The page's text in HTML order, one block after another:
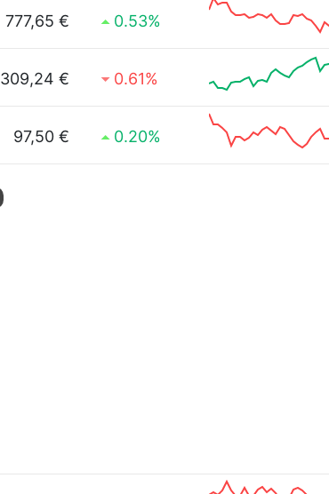
777,65 € 0.53%
309,24 € 0.61%
97,50 € 0.20%